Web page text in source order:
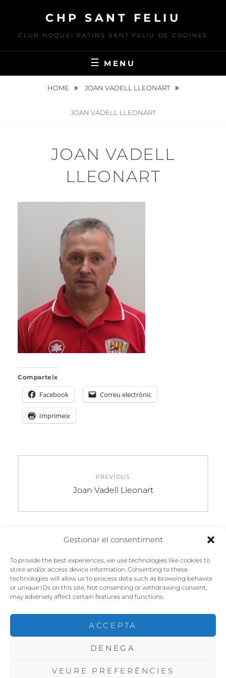
Gestionar el consentiment
To provide the best experiences, we use technologies like cookies to
store and/or access device information. Consenting to these
technologies will allow us to process data such as browsing behavior
or unique IDs on this site. Not consenting or withdrawing consent,
may adversely affect certain features and functions.
ACCEPTA
DENEGA
VEURE PREFERÈNCIES
content
CHP SANT FELIU
CLUB HOQUEI PATINS SANT FELIU DE CODINES
MENU
HOME JOAN VADELL LLEONART
JOAN VADELL LLEONART
JOAN VADELL
LLEONART
Comparteix
Facebook Correu electrònic
Imprimeix
d'entrades
PREVIOUS
Previous
Joan Vadell Lleonart
Heu d'iniciar la sessió per escriure un
comentari.